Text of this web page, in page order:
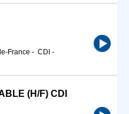
France - CDI -
(H/F) CDI